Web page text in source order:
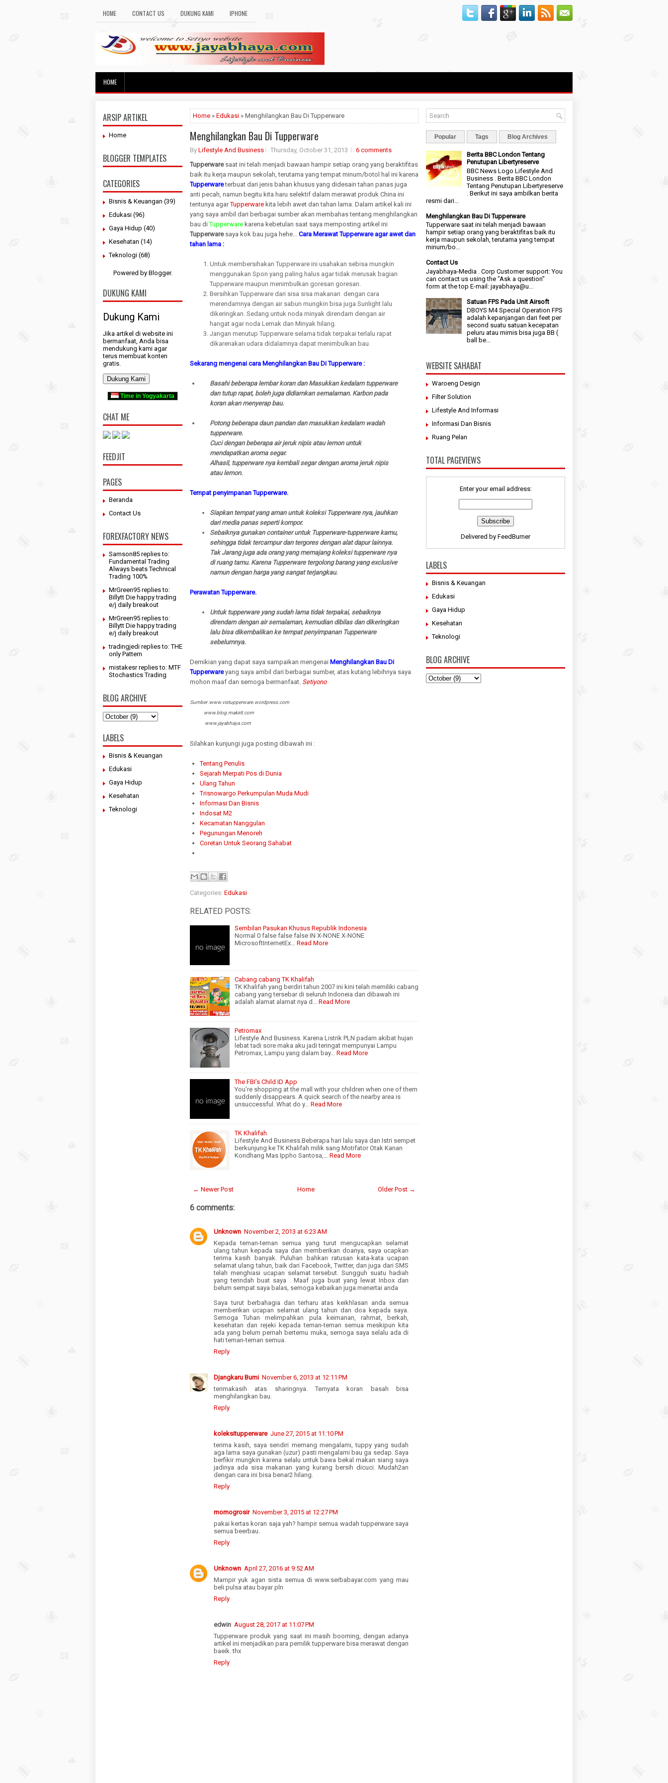
HOME CONTACT US DUKUNG KAMI IPHONE
HOME
ARSIP ARTIKEL
Home
BLOGGER TEMPLATES
CATEGORIES
Bisnis & Keuangan (39)
Edukasi (96)
Gaya Hidup (40)
Kesehatan (14)
Teknologi (68)
Powered by Blogger.
DUKUNG KAMI
Dukung Kami
Jika artikel di website ini
bermanfaat, Anda bisa
mendukung kami agar
terus membuat konten
gratis.
Dukung Kami
Time in Yogyakarta
CHAT ME
FEEDJIT
PAGES
Beranda
Contact Us
FOREXFACTORY NEWS
Samson85 replies to:
Fundamental Trading
Always beats Technical
Trading 100%
MrGreen95 replies to:
Billytt Die happy trading
e/j daily breakout
MrGreen95 replies to:
Billytt Die happy trading
e/j daily breakout
tradingjedi replies to: THE
only Pattern
mistakesr replies to: MTF
Stochastics Trading
BLOG ARCHIVE
LABELS
Bisnis & Keuangan
Edukasi
Gaya Hidup
Kesehatan
Teknologi
Home » Edukasi » Menghilangkan Bau Di Tupperware
Menghilangkan Bau Di Tupperware
By Lifestyle And Business Thursday, October 31, 2013
6 comments
Tupperwaresaat ini telah menjadi bawaan hampir setiap orang yang beraktifitas
baik itu kerja maupun sekolah, terutama yang tempat minum/botol hal ini karena
Tupperwareterbuat dari jenis bahan khusus yang didesain tahan panas juga
anti pecah, namun begitu kita haru selektif dalam merawat produk China ini
tentunya agarTupperware kita lebih awet dan tahan lama. Dalam artikel kali ini
yang saya ambil dari berbagai sumber akan membahas tentang menghilangkan
bau diTupperware karena kebetulan saat saya memposting artikel ini
Tupperwaresaya kok bau juga hehe... Cara Merawat Tupperware agar awet dan
tahan lama :
Untuk membersihakan Tupperware ini usahakan sebisa mungkin
menggunakan Spon yang paling halus agar tidak merusak bagian
Tupperware maupun menimbulkan goresan goresan.
Bersihkan Tupperware dari sisa sisa makanan dengan cara
merendamnya dengan air sabun mungkin bisa juga Sunlight lalu
dikeringkan. Sedang untuk noda minyak direndam dengan air
hangat agar noda Lemak dan Minyak hilang.
Jangan menutup Tupperware selama tidak terpakai terlalu rapat
dikarenakan udara didalamnya dapat menimbulkan bau.
Sekarang mengenai cara Menghilangkan Bau Di Tupperware :
Basahi beberapa lembar koran dan Masukkan kedalam tupperware
dan tutup rapat, boleh juga didiamkan semalaman. Karbon pada
koran akan menyerap bau.
Potong beberapa daun pandan dan masukkan kedalam wadah
tupperware.
Cuci dengan beberapa air jeruk nipis atau lemon untuk
mendapatkan aroma segar.
Alhasil, tupperware nya kembali segar dengan aroma jeruk nipis
atau lemon.
Tempat penyimpanan Tupperware.
Siapkan tempat yang aman untuk koleksi Tupperware nya, jauhkan
dari media panas seperti kompor.
Sebaiknya gunakan container untuk Tupperware-tupperware kamu,
sehingga tidak tercampur dan tergores dengan alat dapur lainnya.
Tak Jarang juga ada orang yang memajang koleksi tupperware nya
di ruang tamu. Karena Tupperware tergolong barang yang exclusive
namun dengan harga yang sangat terjangkau.
Perawatan Tupperware.
Untuk tupperware yang sudah lama tidak terpakai, sebaiknya
direndam dengan air semalaman, kemudian dibilas dan dikeringkan
lalu bisa dikembalikan ke tempat penyimpanan Tupperware
sebelumnya.
Demikian yang dapat saya sampaikan mengenai Menghilangkan Bau Di
Tupperwareyang saya ambil dari berbagai sumber, atas kutang lebihnya saya
mohon maaf dan semoga bermanfaat. Setiyono
Sumber :www.vistupperware.wordpress.com
www.blog.makirit.com
www.jayabhaya.com
Silahkan kunjungi juga posting dibawah ini :
Tentang Penulis
Sejarah Merpati Pos di Dunia
Ulang Tahun
Trisnowargo Perkumpulan Muda Mudi
Informasi Dan Bisnis
Indosat M2
Kecamatan Nanggulan
Pegunungan Menoreh
Coretan Untuk Seorang Sahabat
Categories: Edukasi
RELATED POSTS:
Sembilan Pasukan Khusus Republik Indonesia
Normal 0 false false false IN X-NONE X-NONE
MicrosoftInternetEx…
Read More
Cabang cabang TK Khalifah
TK Khalifah yang berdiri tahun 2007 ini kini telah memiliki cabang
cabang yang tersebar di seluruh Indoneia dan dibawah ini
adalah alamat alamat nya d…
Read More
Petromax
Lifestyle And Business. Karena Listrik PLN padam akibat hujan
lebat tadi sore maka aku jadi teringat mempunyai Lampu
Petromax, Lampu yang dalam bay…
Read More
The FBI’s Child ID App
You’re shopping at the mall with your children when one of them
suddenly disappears. A quick search of the nearby area is
unsuccessful. What do y…
Read More
TK Khalifah
Lifestyle And Business.Beberapa hari lalu saya dan Istri sempet
berkunjung ke TK Khalifah milik sang Motifator Otak Kanan
Kondhang Mas Ippho Santosa,…
Read More
← Newer Post Older Post →
Home
6 comments:
Unknown November 2, 2013 at 6:23 AM
Kepada teman-teman semua yang turut mengucapkan selamat
ulang tahun kepada saya dan memberikan doanya, saya ucapkan
terima kasih banyak. Puluhan bahkan ratusan kata-kata ucapan
selamat ulang tahun, baik dari Facebook, Twitter, dan juga dari SMS
telah menghiasi ucapan selamat tersebut. Sungguh suatu hadiah
yang terindah buat saya . Maaf juga buat yang lewat Inbox dan
belum sempat saya balas, semoga kebaikan juga menertai anda
Saya turut berbahagia dan terharu atas keikhlasan anda semua
memberikan ucapan selamat ulang tahun dan doa kepada saya.
Semoga Tuhan melimpahkan pula keimanan, rahmat, berkah,
kesehatan dan rejeki kepada teman-teman semua meskipun kita
ada yang belum pernah bertemu muka, semoga saya selalu ada di
hati teman-teman semua.
Reply
Djangkaru Bumi November 6, 2013 at 12:11 PM
terimakasih atas sharingnya. Ternyata koran basah bisa
menghilangkan bau.
Reply
koleksitupperware June 27, 2015 at 11:10 PM
terima kasih, saya sendiri memang mengalami, tuppy yang sudah
aga lama saya gunakan (uzur) pasti mengalami bau ga sedap. Saya
berfikir mungkin karena selalu untuk bawa bekal makan siang saya
jadinya ada sisa makanan yang kurang bersih dicuci. Mudah2an
dengan cara ini bisa benar2 hilang.
Reply
momogrosir November 3, 2015 at 12:27 PM
pakai kertas koran saja yah? hampir semua wadah tupperware saya
semua beerbau.
Reply
Unknown April 27, 2016 at 9:52 AM
Mampir yuk agan sista semua di www.serbabayar.com yang mau
beli pulsa atau bayar pln
Reply
edwin August 28, 2017 at 11:07 PM
Tupperware produk yang saat ini masih booming, dengan adanya
artikel ini menjadikan para pemilik tupperware bisa merawat dengan
baeik. thx
Reply
Popular Tags Blog Archives
Berita BBC London Tentang
Penutupan Libertyreserve
BBC News Logo Lifestyle And
Business . Berita BBC London
Tentang Penutupan Libertyreserve
. Berikut ini saya ambilkan berita
resmi dari...
Menghilangkan Bau Di Tupperware
Tupperware saat ini telah menjadi bawaan
hampir setiap orang yang beraktifitas baik itu
kerja maupun sekolah, terutama yang tempat
minum/bo...
Contact Us
Jayabhaya-Media . Corp Customer support: You
can contact us using the "Ask a question"
form at the top E-mail: jayabhaya@u...
Satuan FPS Pada Unit Airsoft
DBOYS M4 Special Operation FPS
adalah kepanjangan dari feet per
second suatu satuan kecepatan
peluru atau mimis bisa juga BB (
ball be...
WEBSITE SAHABAT
Waroeng Design
Filter Solution
Lifestyle And Informasi
Informasi Dan Bisnis
Ruang Pelan
TOTAL PAGEVIEWS
Enter your email address:
Delivered by FeedBurner
LABELS
Bisnis & Keuangan
Edukasi
Gaya Hidup
Kesehatan
Teknologi
BLOG ARCHIVE